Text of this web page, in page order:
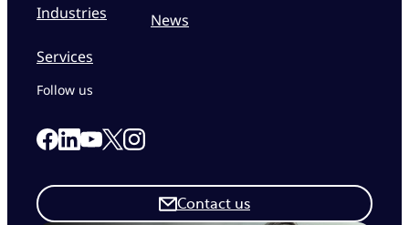
Industries
Services
News
Contact us
Follow us
Link to our Facebook page
Link to our Linkedin page
Link to our Youtube page
Link to our X page
Link to our Instagram page